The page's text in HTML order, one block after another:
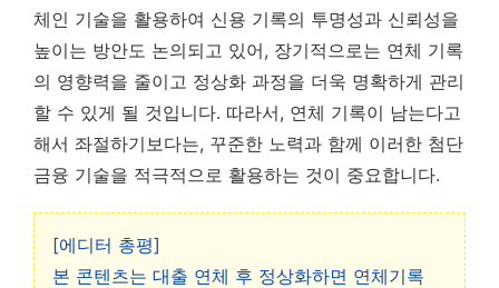
체인 기술을 활용하여 신용 기록의 투명성과 신뢰성을
높이는 방안도 논의되고 있어, 장기적으로는 연체 기록
의 영향력을 줄이고 정상화 과정을 더욱 명확하게 관리
할 수 있게 될 것입니다. 따라서, 연체 기록이 남는다고
해서 좌절하기보다는, 꾸준한 노력과 함께 이러한 첨단
금융 기술을 적극적으로 활용하는 것이 중요합니다.
[에디터 총평]
본 콘텐츠는 대출 연체 후 정상화하면 연체기록